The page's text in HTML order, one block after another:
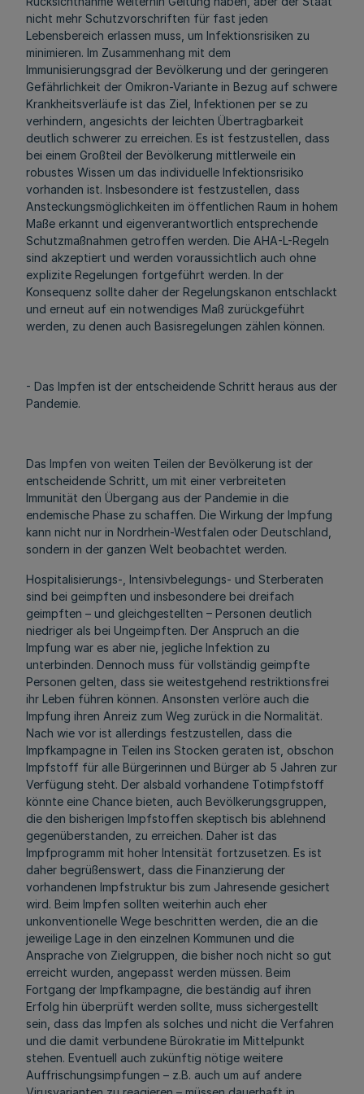
nicht mehr Schutzvorschriften für fast jeden
Lebensbereich erlassen muss, um Infektionsrisiken zu
minimieren. Im Zusammenhang mit dem
Immunisierungsgrad der Bevölkerung und der geringeren
Gefährlichkeit der Omikron-Variante in Bezug auf schwere
Krankheitsverläufe ist das Ziel, Infektionen per se zu
verhindern, angesichts der leichten Übertragbarkeit
deutlich schwerer zu erreichen. Es ist festzustellen, dass
bei einem Großteil der Bevölkerung mittlerweile ein
robustes Wissen um das individuelle Infektionsrisiko
vorhanden ist. Insbesondere ist festzustellen, dass
Ansteckungsmöglichkeiten im öffentlichen Raum in hohem
Maße erkannt und eigenverantwortlich entsprechende
Schutzmaßnahmen getroffen werden. Die AHA-L-Regeln
sind akzeptiert und werden voraussichtlich auch ohne
explizite Regelungen fortgeführt werden. In der
Konsequenz sollte daher der Regelungskanon entschlackt
und erneut auf ein notwendiges Maß zurückgeführt
werden, zu denen auch Basisregelungen zählen können.
- Das Impfen ist der entscheidende Schritt heraus aus der
Pandemie.
Das Impfen von weiten Teilen der Bevölkerung ist der
entscheidende Schritt, um mit einer verbreiteten
Immunität den Übergang aus der Pandemie in die
endemische Phase zu schaffen. Die Wirkung der Impfung
kann nicht nur in Nordrhein-Westfalen oder Deutschland,
sondern in der ganzen Welt beobachtet werden.
Hospitalisierungs-, Intensivbelegungs- und Sterberaten
sind bei geimpften und insbesondere bei dreifach
geimpften – und gleichgestellten – Personen deutlich
niedriger als bei Ungeimpften. Der Anspruch an die
Impfung war es aber nie, jegliche Infektion zu
unterbinden. Dennoch muss für vollständig geimpfte
Personen gelten, dass sie weitestgehend restriktionsfrei
ihr Leben führen können. Ansonsten verlöre auch die
Impfung ihren Anreiz zum Weg zurück in die Normalität.
Nach wie vor ist allerdings festzustellen, dass die
Impfkampagne in Teilen ins Stocken geraten ist, obschon
Impfstoff für alle Bürgerinnen und Bürger ab 5 Jahren zur
Verfügung steht. Der alsbald vorhandene Totimpfstoff
könnte eine Chance bieten, auch Bevölkerungsgruppen,
die den bisherigen Impfstoffen skeptisch bis ablehnend
gegenüberstanden, zu erreichen. Daher ist das
Impfprogramm mit hoher Intensität fortzusetzen. Es ist
daher begrüßenswert, dass die Finanzierung der
vorhandenen Impfstruktur bis zum Jahresende gesichert
wird. Beim Impfen sollten weiterhin auch eher
unkonventionelle Wege beschritten werden, die an die
jeweilige Lage in den einzelnen Kommunen und die
Ansprache von Zielgruppen, die bisher noch nicht so gut
erreicht wurden, angepasst werden müssen. Beim
Fortgang der Impfkampagne, die beständig auf ihren
Erfolg hin überprüft werden sollte, muss sichergestellt
sein, dass das Impfen als solches und nicht die Verfahren
und die damit verbundene Bürokratie im Mittelpunkt
stehen. Eventuell auch zukünftig nötige weitere
Auffrischungsimpfungen – z.B. auch um auf andere